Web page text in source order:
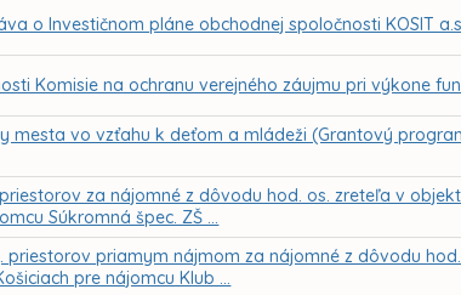
o Investičnom pláne obchodnej spoločnosti KOSIT
Komisie na ochranu verejného záujmu pri výkone
mesta vo vzťahu k deťom a mládeži (Grantový
za nájomné z dôvodu hod. os. zreteľa v
Súkromná špec. ZŠ ...
priestorov priamym nájmom za nájomné z dôvodu
pre nájomcu Klub ...